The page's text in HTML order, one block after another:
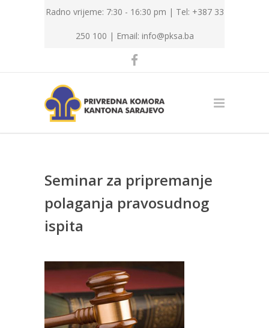
Radno vrijeme: 7:30 - 16:30 pm | Tel: +387 33
250 100 | Email: info@pksa.ba
Seminar za pripremanje
polaganja pravosudnog
ispita